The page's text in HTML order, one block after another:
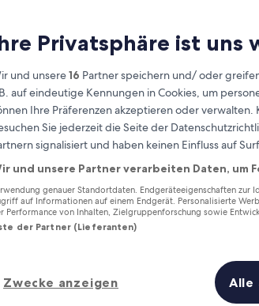
Verdiene Prämien für
wahrgenommene
Privatsphäre ist uns
und unsere16 Partner speichern und/ oder
auf eindeutige Kennungen in Cookies, um
Ihre Präferenzen akzeptieren oder
Sie jederzeit die Seite der
signalisiert und haben keinen Einfluss auf
und unsere Partner verarbeiten Daten, um
genauer Standortdaten. Endgeräteeigenschaften
auf Informationen auf einem Endgerät. Personalisierte
Performance von Inhalten, Zielgruppenforschung sowie
der Partner (Lieferanten)
Zwecke anzeigen Alle